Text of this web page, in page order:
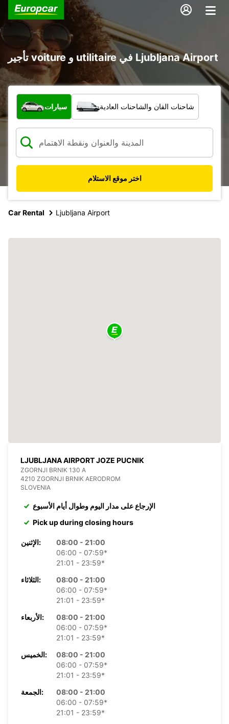
تأجير voiture و utilitaire في Ljubljana Airport
ما نوع المركبة؟
سيارات شاحنات الفان والشاحنات العادية
اختر موقع الاستلام
Car Rental Ljubljana Airport
LJUBLJANA AIRPORT JOZE PUCNIK
ZGORNJI BRNIK 130 A
4210 ZGORNJI BRNIK AERODROM
SLOVENIA
الإرجاع على مدار اليوم وطوال أيام الأسبوع
Pick up during closing hours
الإثنين:
08:00 - 21:00
06:00 - 07:59*
21:01 - 23:59*
الثلاثاء:
08:00 - 21:00
06:00 - 07:59*
21:01 - 23:59*
الأربعاء:
08:00 - 21:00
06:00 - 07:59*
21:01 - 23:59*
الخميس:
08:00 - 21:00
06:00 - 07:59*
21:01 - 23:59*
الجمعة:
08:00 - 21:00
06:00 - 07:59*
21:01 - 23:59*